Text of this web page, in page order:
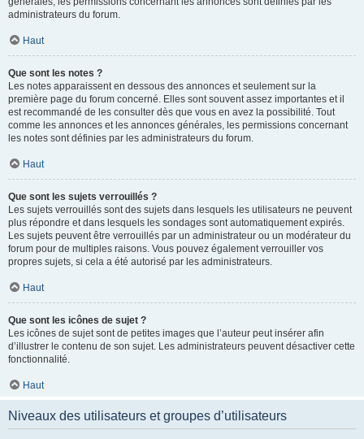
administrateurs du forum.
Haut
Que sont les notes ?
Les notes apparaissent en dessous des annonces et seulement sur la
première page du forum concerné. Elles sont souvent assez importantes et il
est recommandé de les consulter dès que vous en avez la possibilité. Tout
comme les annonces et les annonces générales, les permissions concernant
les notes sont définies par les administrateurs du forum.
Haut
Que sont les sujets verrouillés ?
Les sujets verrouillés sont des sujets dans lesquels les utilisateurs ne peuvent
plus répondre et dans lesquels les sondages sont automatiquement expirés.
Les sujets peuvent être verrouillés par un administrateur ou un modérateur du
forum pour de multiples raisons. Vous pouvez également verrouiller vos
propres sujets, si cela a été autorisé par les administrateurs.
Haut
Que sont les icônes de sujet ?
Les icônes de sujet sont de petites images que l’auteur peut insérer afin
d’illustrer le contenu de son sujet. Les administrateurs peuvent désactiver cette
fonctionnalité.
Haut
Niveaux des utilisateurs et groupes d’utilisateurs